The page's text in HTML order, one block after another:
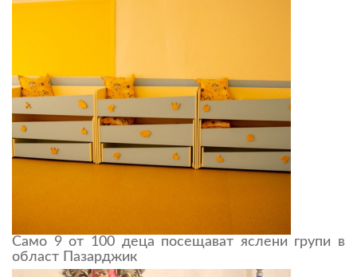
Само 9 от 100 деца посещават яслени групи в
област Пазарджик